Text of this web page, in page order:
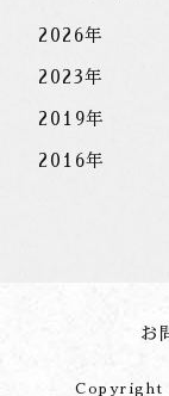
2026年
2023年
2019年
2016年
お
Copyright